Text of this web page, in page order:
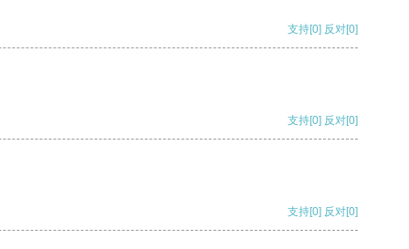
支持[0] 反对[0]
支持[0] 反对[0]
支持[0] 反对[0]